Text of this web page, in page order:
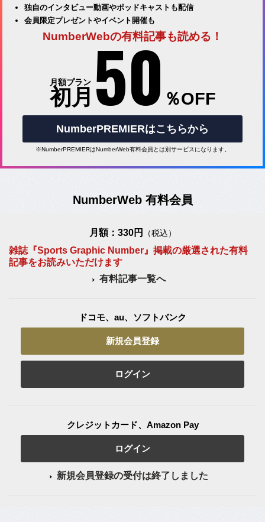
独自のインタビュー動画やポッドキャストも配信
会員限定プレゼントやイベント開催も
NumberWebの有料記事も読める！
月額プラン
初月 50 ％OFF
NumberPREMIERはこちらから
※NumberPREMIERはNumberWeb有料会員とは別サービスになります。
NumberWeb 有料会員
月額：330円 （税込）
雑誌『Sports Graphic Number』掲載の厳選された有料
記事をお読みいただけます
有料記事一覧へ
ドコモ、au、ソフトバンク
新規会員登録
ログイン
クレジットカード、Amazon Pay
ログイン
新規会員登録の受付は終了しました